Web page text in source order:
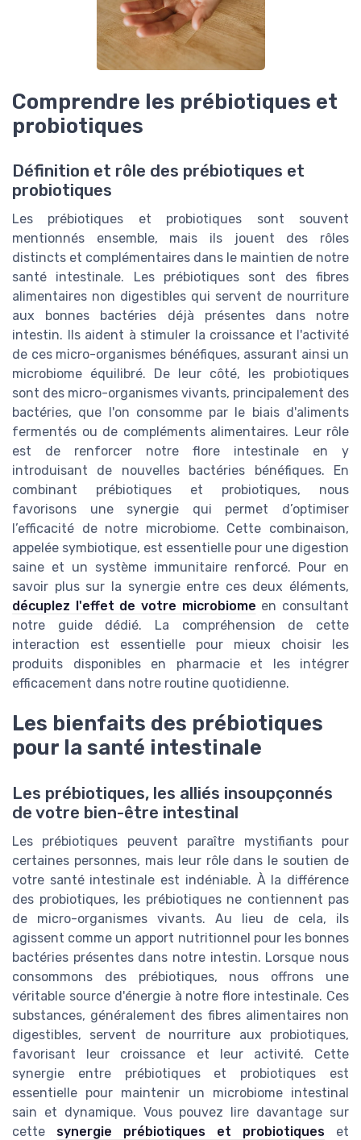
Comprendre les prébiotiques et
probiotiques
Définition et rôle des prébiotiques et
probiotiques
Les prébiotiques et probiotiques sont souvent
mentionnés ensemble, mais ils jouent des rôles
distincts et complémentaires dans le maintien de notre
santé intestinale. Les prébiotiques sont des fibres
alimentaires non digestibles qui servent de nourriture
aux bonnes bactéries déjà présentes dans notre
intestin. Ils aident à stimuler la croissance et l'activité
de ces micro-organismes bénéfiques, assurant ainsi un
microbiome équilibré. De leur côté, les probiotiques
sont des micro-organismes vivants, principalement des
bactéries, que l'on consomme par le biais d'aliments
fermentés ou de compléments alimentaires. Leur rôle
est de renforcer notre flore intestinale en y
introduisant de nouvelles bactéries bénéfiques. En
combinant prébiotiques et probiotiques, nous
favorisons une synergie qui permet d’optimiser
l’efficacité de notre microbiome. Cette combinaison,
appelée symbiotique, est essentielle pour une digestion
saine et un système immunitaire renforcé. Pour en
savoir plus sur la synergie entre ces deux éléments,
décuplez l'effet de votre microbiome en consultant
notre guide dédié. La compréhension de cette
interaction est essentielle pour mieux choisir les
produits disponibles en pharmacie et les intégrer
efficacement dans notre routine quotidienne.
Les bienfaits des prébiotiques
pour la santé intestinale
Les prébiotiques, les alliés insoupçonnés
de votre bien-être intestinal
Les prébiotiques peuvent paraître mystifiants pour
certaines personnes, mais leur rôle dans le soutien de
votre santé intestinale est indéniable. À la différence
des probiotiques, les prébiotiques ne contiennent pas
de micro-organismes vivants. Au lieu de cela, ils
agissent comme un apport nutritionnel pour les bonnes
bactéries présentes dans notre intestin. Lorsque nous
consommons des prébiotiques, nous offrons une
véritable source d'énergie à notre flore intestinale. Ces
substances, généralement des fibres alimentaires non
digestibles, servent de nourriture aux probiotiques,
favorisant leur croissance et leur activité. Cette
synergie entre prébiotiques et probiotiques est
essentielle pour maintenir un microbiome intestinal
sain et dynamique. Vous pouvez lire davantage sur
cette synergie prébiotiques et probiotiques et